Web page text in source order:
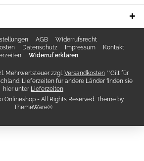
AGB
Widerrufsrecht
Datenschutz Impressum
Kontakt
Widerruf erklären
Mehrwertsteuer zzgl. Versandkosten **Gilt für
Lieferzeiten für andere Länder finden sie
hier unter Lieferzeiten
Onlineshop - All Rights Reserved. Theme by
ThemeWare®